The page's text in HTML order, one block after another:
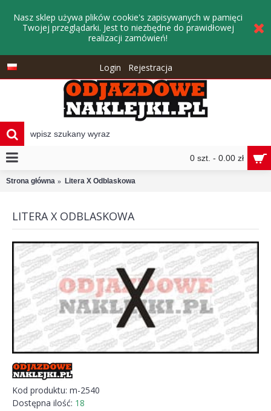
Nasz sklep używa plików cookie's zapisywanych w pamięci
Twojej przeglądarki. Jest to niezbędne do prawidłowej
realizacji zamówień!
Login Rejestracja
0 szt. - 0.00 zł
Strona główna Litera X Odblaskowa
LITERA X ODBLASKOWA
Kod produktu: m-2540
Dostępna ilość: 18